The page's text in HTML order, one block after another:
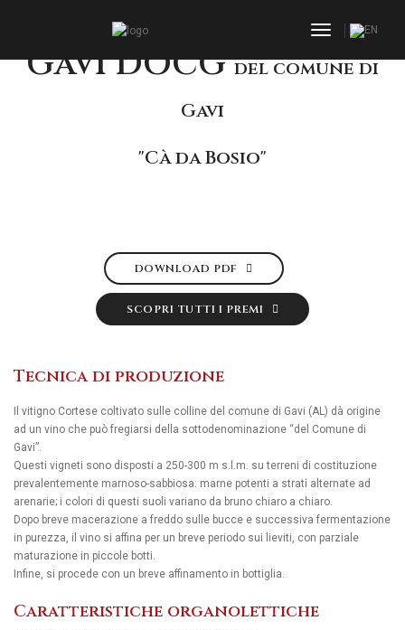
toggle
Gavi DOCGdel comune di
Gavi
"Cà da Bosio"
DOWNLOAD PDF
SCOPRI TUTTI I PREMI
Tecnica di produzione
Il vitigno Cortese coltivato sulle colline del comune di Gavi (AL) dà origine
ad un vino che può fregiarsi della sottodenominazione “del Comune di
Gavi”.
Questi vigneti sono disposti a 250-300 m s.l.m. su terreni di costituzione
prevalentemente marnoso-sabbiosa: marne potenti a strati alternate ad
arenarie; i colori di questi suoli variano da bruno chiaro a chiaro.
Dopo breve macerazione a freddo sulle bucce e successiva fermentazione
in purezza, il vino si affina per un breve periodo sui lieviti, con parziale
maturazione in piccole botti.
Infine, si procede con un breve affinamento in bottiglia.
Caratteristiche organolettiche